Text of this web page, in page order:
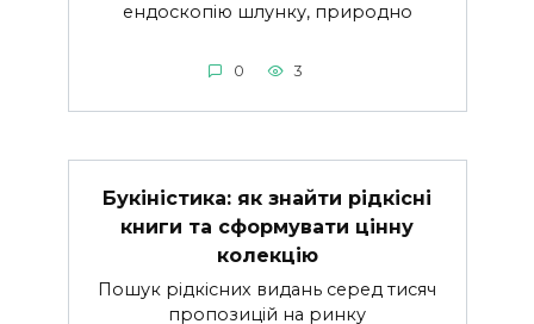
ендоскопію шлунку, природно
0 3
Букіністика: як знайти рідкісні
книги та сформувати цінну
колекцію
Пошук рідкісних видань серед тисяч
пропозицій на ринку